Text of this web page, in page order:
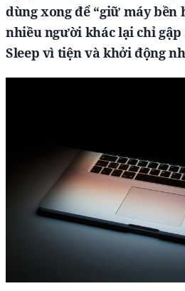
dùng xong để “giữ máy bền
nhiều người khác lại chỉ
Sleep vì tiện và khởi động